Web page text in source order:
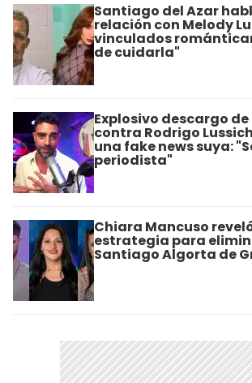
Santiago del Azar
relación con Melody
vinculados
de cuidarla"
Explosivo descargo
contra Rodrigo
una fake news suya:
periodista"
Chiara Mancuso
estrategia para
Santiago Algorta de